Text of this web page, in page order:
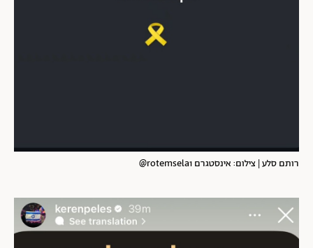
רותם סלע | צילום: אינסטגרם rotemsela1@